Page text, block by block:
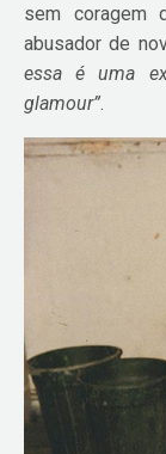
sem coragem
abusador de
essa é uma
glamour”.